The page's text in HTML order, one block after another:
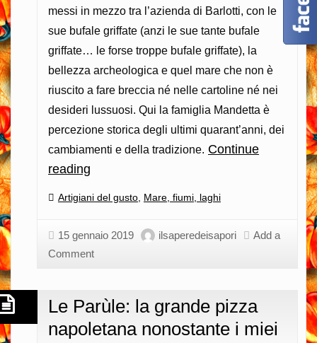
messi in mezzo tra l’azienda di Barlotti, con le
sue bufale griffate (anzi le sue tante bufale
griffate… le forse troppe bufale griffate), la
bellezza archeologica e quel mare che non è
riuscito a fare breccia né nelle cartoline né nei
desideri lussuosi. Qui la famiglia Mandetta è
percezione storica degli ultimi quarant’anni, dei
cambiamenti e della tradizione. Continue
reading
pesce
questione
di
Categories:
Artigiani del gusto, Mare, fiumi, laghi
15 gennaio 2019 ilsaperedeisapori
Add a
Comment
Le Parùle: la grande pizza
napoletana nonostante i miei